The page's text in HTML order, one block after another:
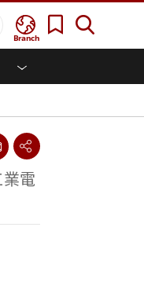
Branch
電